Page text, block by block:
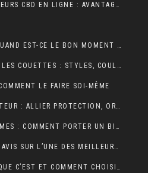
POURQUOI ACHETER VOS FLEURS CBD EN LIGNE : AVANTAGES, BIENFAITS ET CONSEILS
DESSOUCHAGE D’ARBRES : QUAND EST-CE LE BON MOMENT POUR LE FAIRE ?
LES TENDANCES 2025 POUR LES COUETTES : STYLES, COULEURS ET MATÉRIAUX
LE FAIRE SOI-MÊME
LE SAC À DOS POUR ORDINATEUR : ALLIER PROTECTION, ORGANISATION ET ÉLÉGANCE AU QUOTIDIEN
CONSEILS MODE POUR HOMMES : COMMENT PORTER UN BIJOU MÉDAILLE AVEC STYLE ?
XTREME HD IPTV : TEST ET AVIS SUR L’UNE DES MEILLEURES OFFRES DU MARCHÉ
SERVEUR IPTV : QU’EST-CE QUE C’EST ET COMMENT CHOISIR LE MEILLEUR EN 2024 ?